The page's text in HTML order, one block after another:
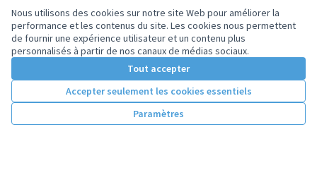
Nous utilisons des cookies sur notre site Web pour améliorer la
performance et les contenus du site. Les cookies nous permettent
de fournir une expérience utilisateur et un contenu plus
personnalisés à partir de nos canaux de médias sociaux.
Tout accepter
Accepter seulement les cookies essentiels
Paramètres